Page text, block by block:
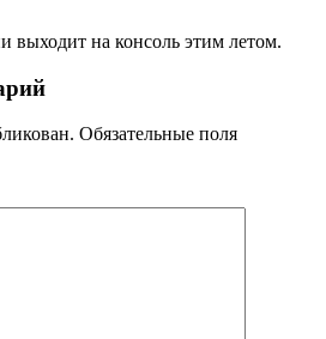
выходит на консоль этим летом.
Обязательные поля